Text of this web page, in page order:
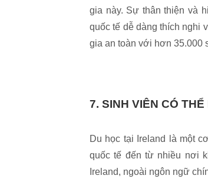
gia này. Sự thân thiện và
quốc tế dễ dàng thích nghi
gia an toàn với hơn 35.000
7. SINH VIÊN CÓ
Du học tại Ireland là một
quốc tế đến từ nhiều nơi
Ireland, ngoài ngôn ngữ